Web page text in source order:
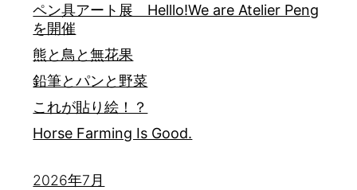
ペン具アート展 Helllo!We are Atelier Peng
を開催
熊と鳥と無花果
鉛筆とパンと野菜
これが貼り絵！？
Horse Farming Is Good.
2026年7月